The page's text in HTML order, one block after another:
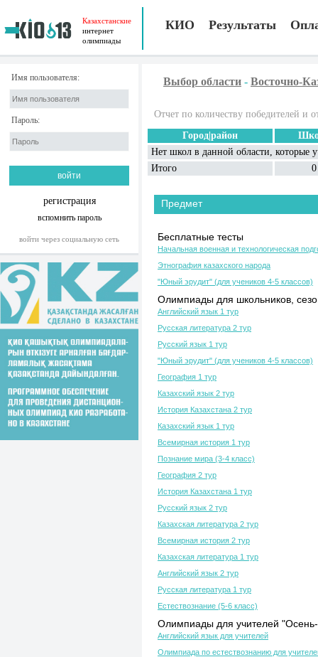
Казахстанские
интернет
олимпиады
КИО Результаты
Имя пользователя:
Пароль:
регистрация
вспомнить пароль
войти через социальную сеть
Выбор области - Восточно-
Отчет по количеству победителей и
Город|район
Нет школ в данной области, которые
Итого
0
Предмет
Бесплатные тесты
Начальная военная и технологическая
Этнография казахского народа
"Юный эрудит" (для учеников 4-5 классов)
Олимпиады для школьников,
Английский язык 1 тур
Русская литература 2 тур
Русский язык 1 тур
"Юный эрудит" (для учеников 4-5 классов)
География 1 тур
Казахский язык 2 тур
История Казахстана 2 тур
Казахский язык 1 тур
Всемирная история 1 тур
Познание мира (3-4 класс)
География 2 тур
История Казахстана 1 тур
Русский язык 2 тур
Казахская литература 2 тур
Всемирная история 2 тур
Казахская литература 1 тур
Английский язык 2 тур
Русская литература 1 тур
Естествознание (5-6 класс)
Олимпиады для учителей
Английский язык для учителей
Олимпиада по естествознанию для